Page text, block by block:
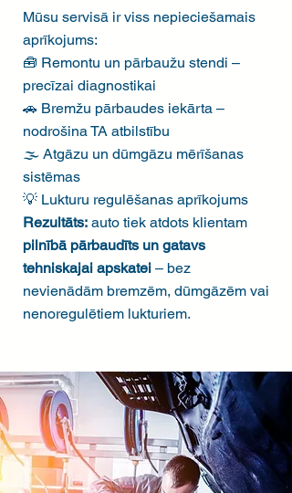
Mūsu servisā ir viss nepieciešamais
aprīkojums:
🧰 Remontu un pārbaužu stendi –
precīzai diagnostikai
🚗 Bremžu pārbaudes iekārta –
nodrošina TA atbilstību
🌫️ Atgāzu un dūmgāzu mērīšanas
sistēmas
💡 Lukturu regulēšanas aprīkojums
Rezultāts: auto tiek atdots klientam
pilnībā pārbaudīts un gatavs
tehniskajai apskatei – bez
nevienādām bremzēm, dūmgāzēm vai
nenoregulētiem lukturiem.